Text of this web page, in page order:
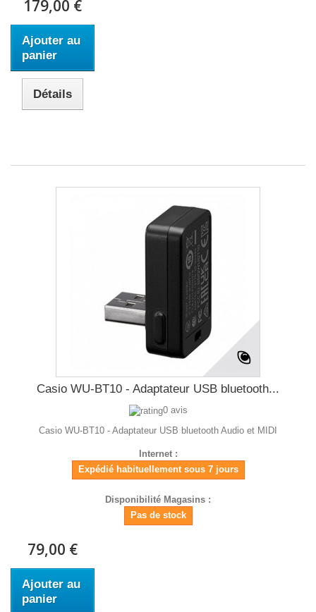
179,00 €
Ajouter au
panier
Détails
Casio WU-BT10 - Adaptateur USB bluetooth...
0 avis
Casio WU-BT10 - Adaptateur USB bluetooth Audio et MIDI
Internet :
Expédié habituellement sous 7 jours
Disponibilité Magasins :
Pas de stock
79,00 €
Ajouter au
panier